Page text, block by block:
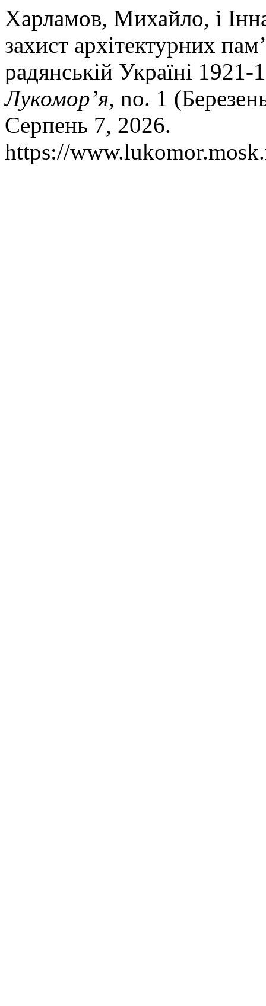
Харламов, Михайло, і
захист архітектурних
радянській Україні
Лукомор’я, no. 1
Серпень 7, 2026.
https://